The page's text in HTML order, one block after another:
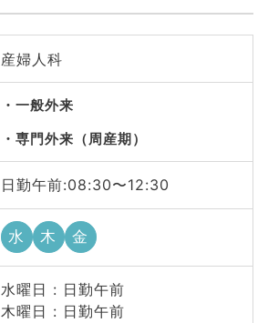
産婦人科
一般外来
専門外来（周産期）
日勤午前:08:30〜12:30
水 木 金
水曜日 : 日勤午前
木曜日 : 日勤午前